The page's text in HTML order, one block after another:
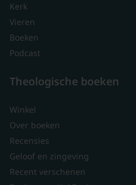
Kerk
Vieren
Boeken
Podcast
Theologische boeken
Winkel
Over boeken
Recensies
Geloof en zingeving
Recent verschenen